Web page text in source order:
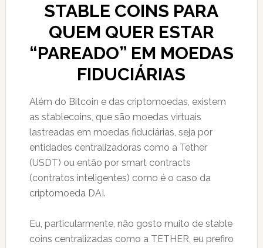
STABLE COINS PARA
QUEM QUER ESTAR
“PAREADO” EM MOEDAS
FIDUCIÁRIAS
Além do Bitcoin e das criptomoedas, existem
as stablecoins, que são moedas virtuais
lastreadas em moedas fiduciárias, seja por
entidades centralizadoras como a Tether
(USDT) ou então por smart contracts
(contratos inteligentes) como é o caso da
criptomoeda DAI.
Eu, particularmente, não gosto muito de stable
coins centralizadas como a TETHER, eu prefiro